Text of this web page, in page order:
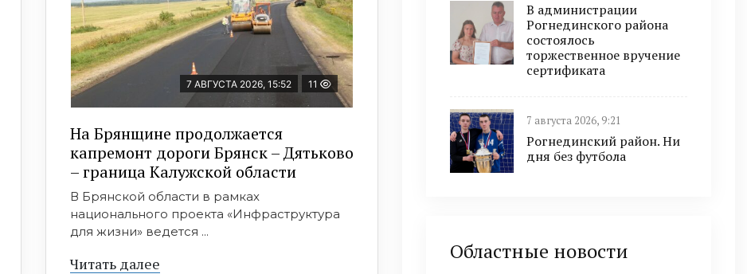
7 АВГУСТА 2026, 15:52 11
На Брянщине продолжается
капремонт дороги Брянск – Дятьково
– граница Калужской области
В Брянской области в рамках
национального проекта «Инфраструктура
для жизни» ведется ...
Читать далее
В администрации
Рогнединского района
состоялось
торжественное вручение
сертификата
7 августа 2026, 9:21
Рогнединский район. Ни
дня без футбола
Областные новости